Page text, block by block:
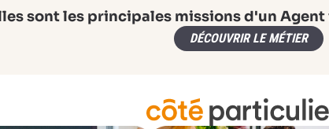
sont les principales missions d'un
DÉCOUVRIR LE MÉTIER